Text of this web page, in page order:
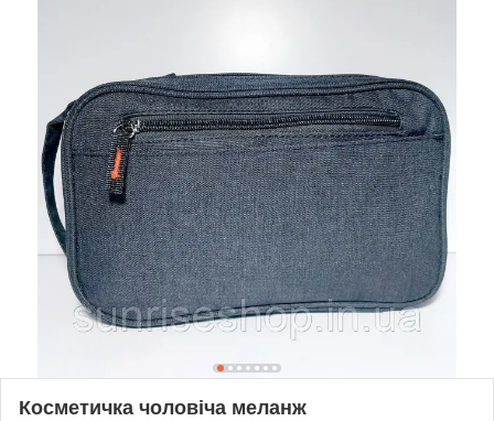
Косметичка чоловіча меланж